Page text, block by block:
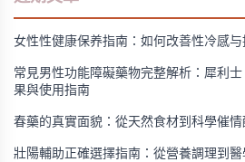
女性性健康保养指南：如何改善性冷感
常見男性功能障礙藥物完整解析：犀利
果與使用指南
春藥的真實面貌：從天然食材到科學催情
壯陽輔助正確選擇指南：從營養調理到